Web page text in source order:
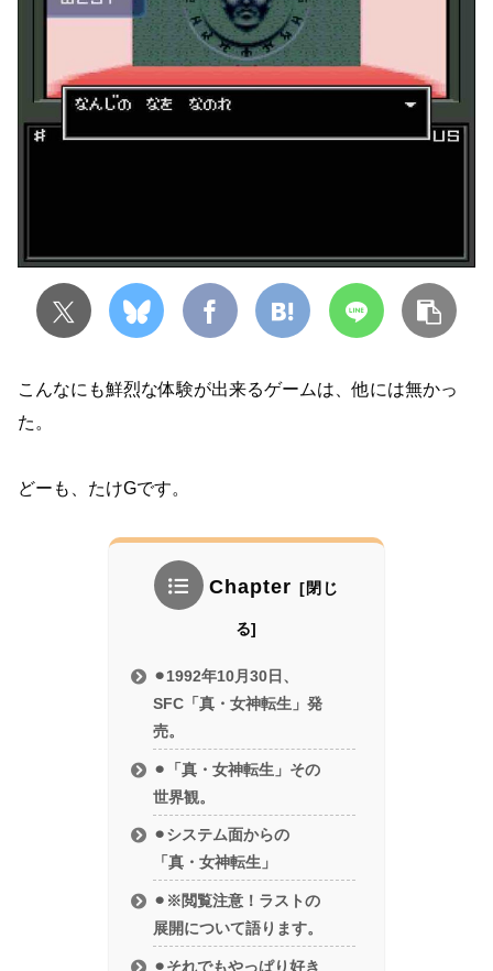
こんなにも鮮烈な体験が出来るゲームは、他には無かっ
た。
どーも、たけGです。
Chapter
⚫︎1992年10月30日、
SFC「真・女神転生」発
売。
⚫︎「真・女神転生」その
世界観。
⚫︎システム面からの
「真・女神転生」
⚫︎※閲覧注意！ラストの
展開について語ります。
⚫︎それでもやっぱり好き